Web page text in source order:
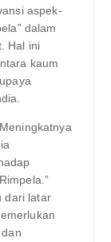
aspek-
dalam
Hal ini
kaum
Meningkatnya
dari latar